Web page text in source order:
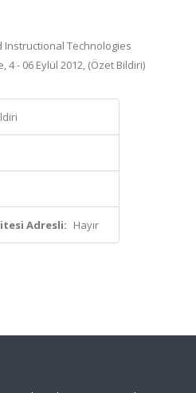
Technologies
- 06 Eylül 2012, (Özet Bildiri)
Adresli: Hayır